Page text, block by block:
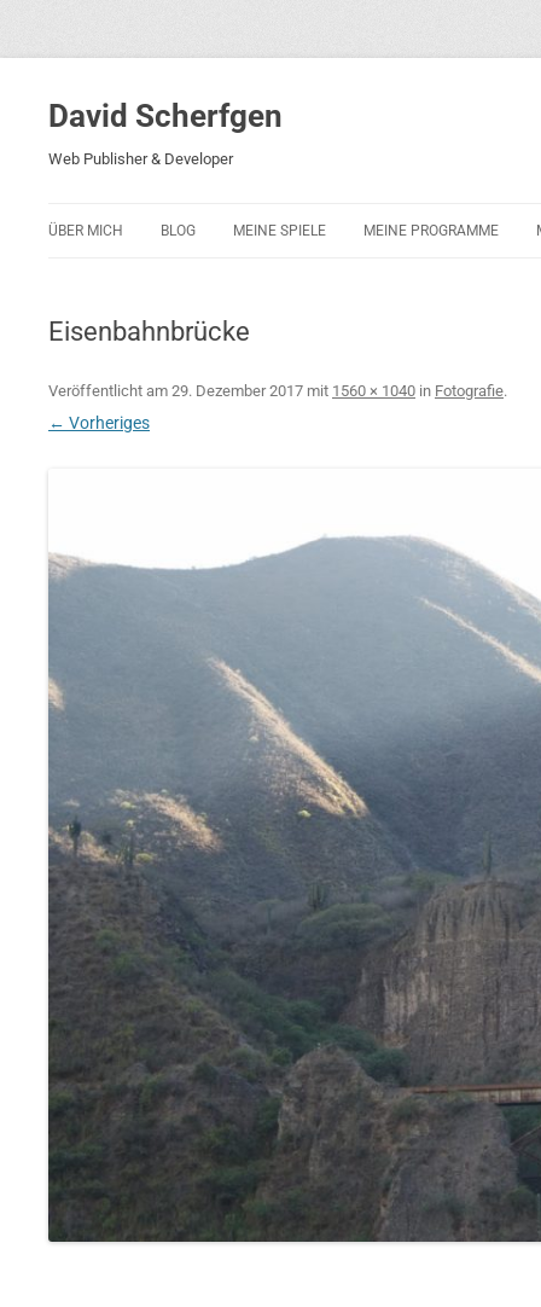
David Scherfgen
Web Publisher & Developer
ÜBER MICH BLOG MEINE SPIELE
BLOCKS 2001
MEINE PROGRAMME
Eisenbahnbrücke
Veröffentlicht am 29. Dezember 2017 mit 1560 × 1040 in Fotografie.
← Vorheriges